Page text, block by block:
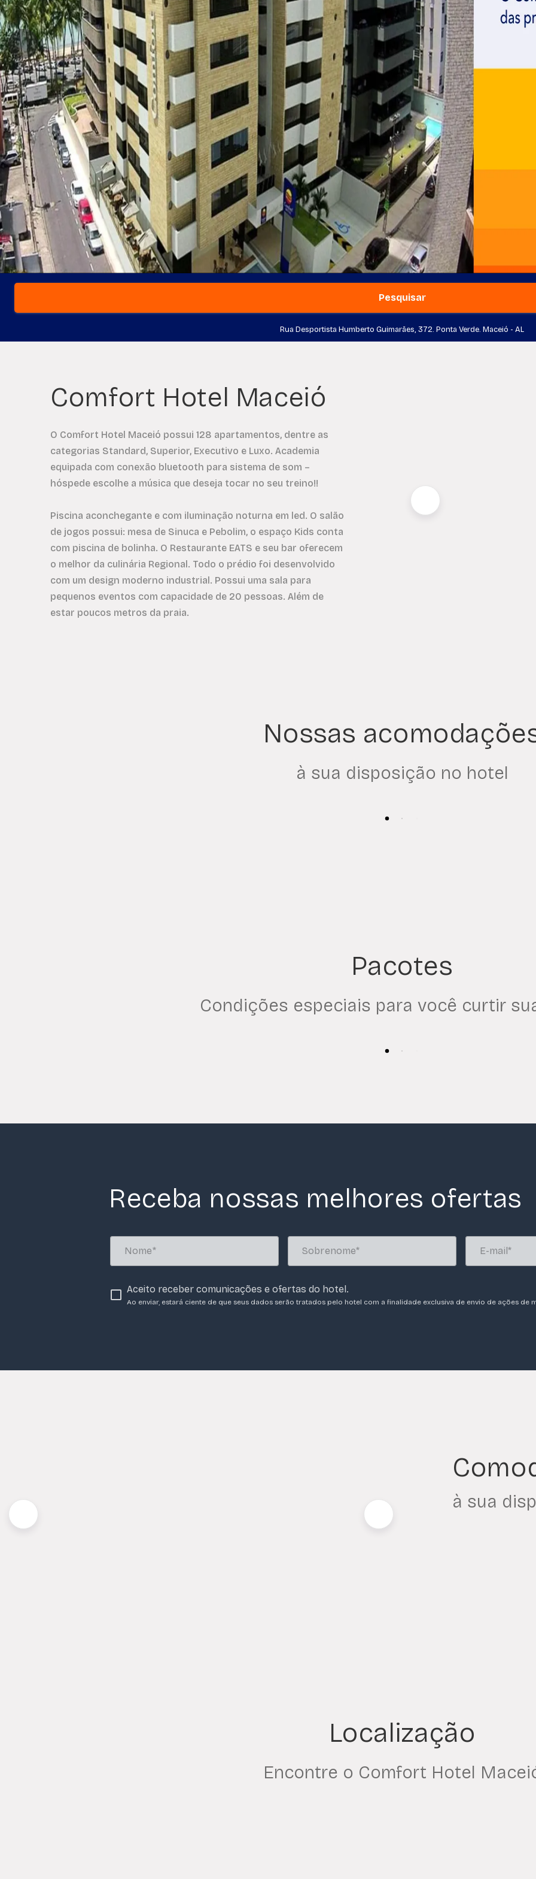
Pesquisar
Rua Desportista Humberto Guimarães, 372. Ponta Verde. Maceió - AL
Comfort Hotel Maceió
O Comfort Hotel Maceió possui 128 apartamentos, dentre as
categorias Standard, Superior, Executivo e Luxo. Academia
equipada com conexão bluetooth para sistema de som –
hóspede escolhe a música que deseja tocar no seu treino!!
Piscina aconchegante e com iluminação noturna em led. O salão
de jogos possui: mesa de Sinuca e Pebolim, o espaço Kids conta
com piscina de bolinha. O Restaurante EATS e seu bar oferecem
o melhor da culinária Regional. Todo o prédio foi desenvolvido
com um design moderno industrial. Possui uma sala para
pequenos eventos com capacidade de 20 pessoas. Além de
estar poucos metros da praia.
Nossas
à sua disposição no hotel
Pacotes
Condições especiais para você curtir
Receba nossas melhores ofertas
Aceito receber comunicações e ofertas do hotel.
Ao enviar, estará ciente de que seus dados serão tratados pelo hotel com a finalidade exclusiva de envio de ações de
à sua
Localização
Encontre o Comfort Hotel